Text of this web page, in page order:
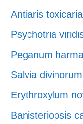
Antiaris
Psychotria
Peganum
Salvia
Erythroxylum
Banisteriopsis